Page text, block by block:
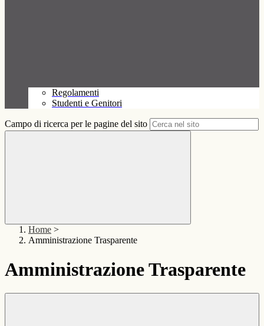
Regolamenti
Studenti e Genitori
Campo di ricerca per le pagine del sito
Home >
Amministrazione Trasparente
Amministrazione Trasparente